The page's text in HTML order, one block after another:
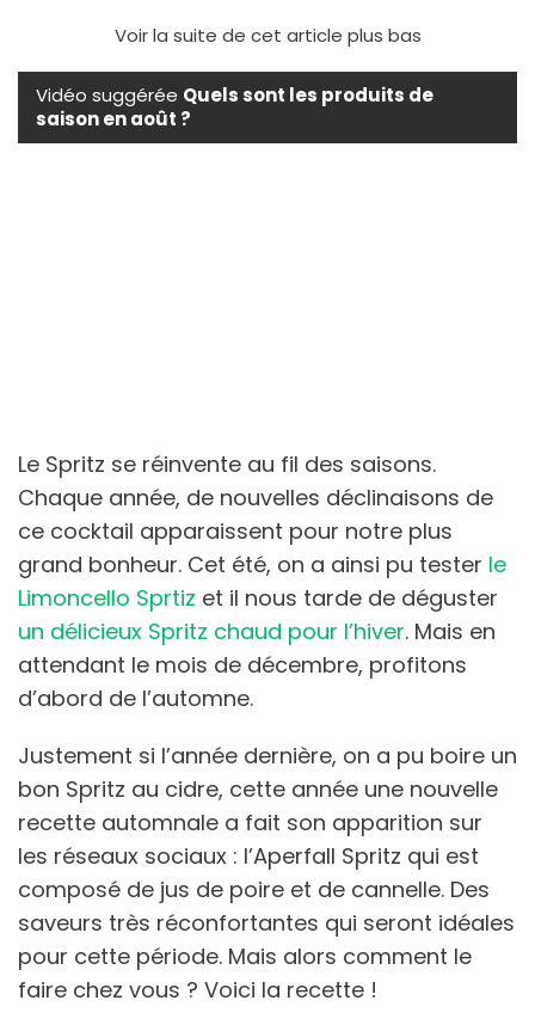
Voir la suite de cet article plus bas
Vidéo suggérée Quels sont les produits de
saison en août ?
Le Spritz se réinvente au fil des saisons.
Chaque année, de nouvelles déclinaisons de
ce cocktail apparaissent pour notre plus
grand bonheur. Cet été, on a ainsi pu tester le
Limoncello Sprtiz et il nous tarde de déguster
un délicieux Spritz chaud pour l’hiver. Mais en
attendant le mois de décembre, profitons
d’abord de l’automne.
Justement si l’année dernière, on a pu boire un
bon Spritz au cidre, cette année une nouvelle
recette automnale a fait son apparition sur
les réseaux sociaux : l’Aperfall Spritz qui est
composé de jus de poire et de cannelle. Des
saveurs très réconfortantes qui seront idéales
pour cette période. Mais alors comment le
faire chez vous ? Voici la recette !